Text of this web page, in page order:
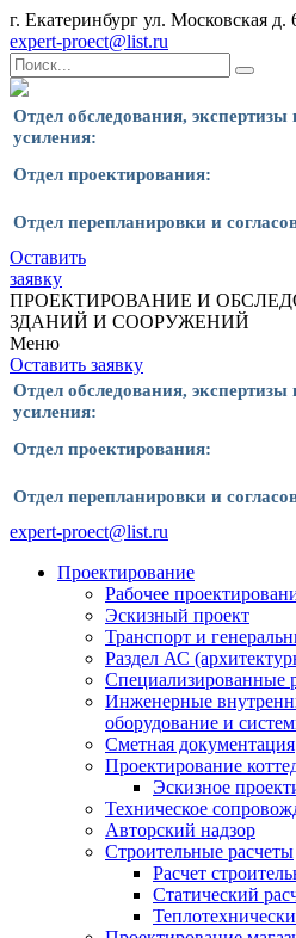
г. Екатеринбург ул. Московская д.
expert-proect@list.ru
Отдел обследования, экспертизы
усиления:
Отдел проектирования:
Отдел перепланировки и
Оставить
заявку
ПРОЕКТИРОВАНИЕ И
ЗДАНИЙ И СООРУЖЕНИЙ
Меню
Оставить заявку
Отдел обследования, экспертизы
усиления:
Отдел проектирования:
Отдел перепланировки и
expert-proect@list.ru
Проектирование
Рабочее
Эскизный проект
Транспорт и
Раздел АС
Специализированные
Инженерные
оборудование и
Сметная документация
Проектирование
Эскизное
Техническое
Авторский надзор
Строительные расчеты
Расчет
Статический